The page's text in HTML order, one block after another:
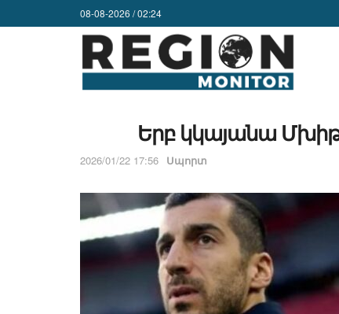
08-08-2026 / 02:24
Երբ կկայանա
2026/01/22 17:56 Սպորտ